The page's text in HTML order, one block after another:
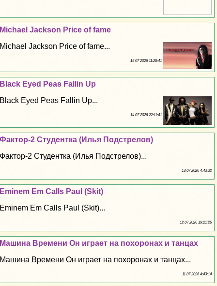
Michael Jackson Price of fame
Michael Jackson Price of fame...
15 07 2026 11:28:41
Black Eyed Peas Fallin Up
Black Eyed Peas Fallin Up...
14 07 2026 22:11:41
Фактор-2 Студентка (Илья Подстрелов)
Фактор-2 Студентка (Илья Подстрелов)...
13 07 2026 4:43:32
Eminem Em Calls Paul (Skit)
Eminem Em Calls Paul (Skit)...
12 07 2026 19:21:26
Машина Времени Он играет на похоронах и танцах
Машина Времени Он играет на похоронах и танцах...
11 07 2026 4:43:14